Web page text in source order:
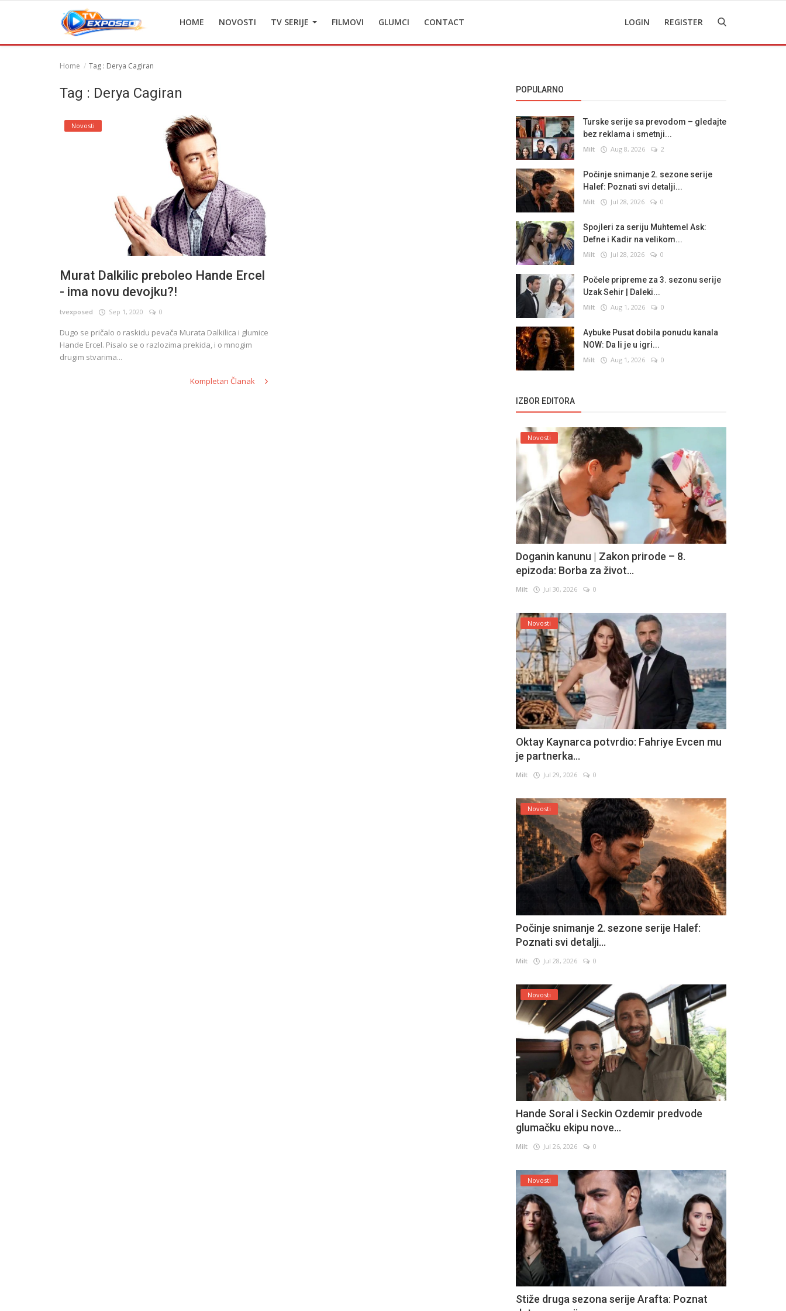
HOME NOVOSTI TV SERIJE FILMOVI GLUMCI CONTACT LOGIN REGISTER
Home Tag : Derya Cagiran
Tag : Derya Cagiran
Novosti
Murat Dalkilic preboleo Hande Ercel
- ima novu devojku?!
tvexposed Sep 1, 2020 0
Dugo se pričalo o raskidu pevača Murata Dalkilica i glumice
Hande Ercel. Pisalo se o razlozima prekida, i o mnogim
drugim stvarima...
Kompletan Članak
POPULARNO
Turske serije sa prevodom – gledajte
bez reklama i smetnji...
Milt Aug 8, 2026 2
Počinje snimanje 2. sezone serije
Halef: Poznati svi detalji...
Milt Jul 28, 2026 0
Spojleri za seriju Muhtemel Ask:
Defne i Kadir na velikom...
Milt Jul 28, 2026 0
Počele pripreme za 3. sezonu serije
Uzak Sehir | Daleki...
Milt Aug 1, 2026 0
Aybuke Pusat dobila ponudu kanala
NOW: Da li je u igri...
Milt Aug 1, 2026 0
IZBOR EDITORA
Novosti
Doganin kanunu | Zakon prirode – 8.
epizoda: Borba za život...
Milt Jul 30, 2026 0
Novosti
Oktay Kaynarca potvrdio: Fahriye Evcen mu
je partnerka...
Milt Jul 29, 2026 0
Novosti
Počinje snimanje 2. sezone serije Halef:
Poznati svi detalji...
Milt Jul 28, 2026 0
Novosti
Hande Soral i Seckin Ozdemir predvode
glumačku ekipu nove...
Milt Jul 26, 2026 0
Novosti
Stiže druga sezona serije Arafta: Poznat